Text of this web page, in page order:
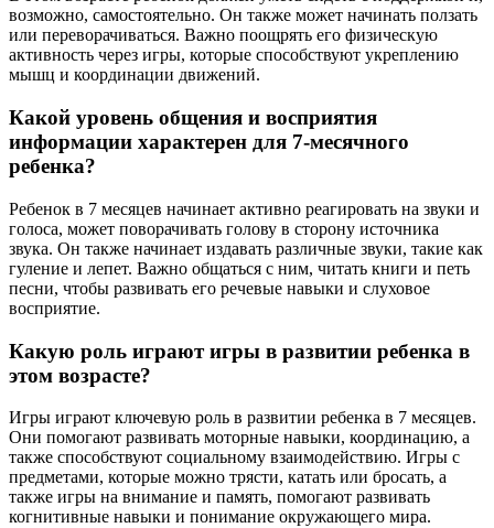
возможно, самостоятельно. Он также может начинать ползать
или переворачиваться. Важно поощрять его физическую
активность через игры, которые способствуют укреплению
мышц и координации движений.
Какой уровень общения и восприятия
информации характерен для 7-месячного
ребенка?
Ребенок в 7 месяцев начинает активно реагировать на звуки и
голоса, может поворачивать голову в сторону источника
звука. Он также начинает издавать различные звуки, такие как
гуление и лепет. Важно общаться с ним, читать книги и петь
песни, чтобы развивать его речевые навыки и слуховое
восприятие.
Какую роль играют игры в развитии ребенка в
этом возрасте?
Игры играют ключевую роль в развитии ребенка в 7 месяцев.
Они помогают развивать моторные навыки, координацию, а
также способствуют социальному взаимодействию. Игры с
предметами, которые можно трясти, катать или бросать, а
также игры на внимание и память, помогают развивать
когнитивные навыки и понимание окружающего мира.